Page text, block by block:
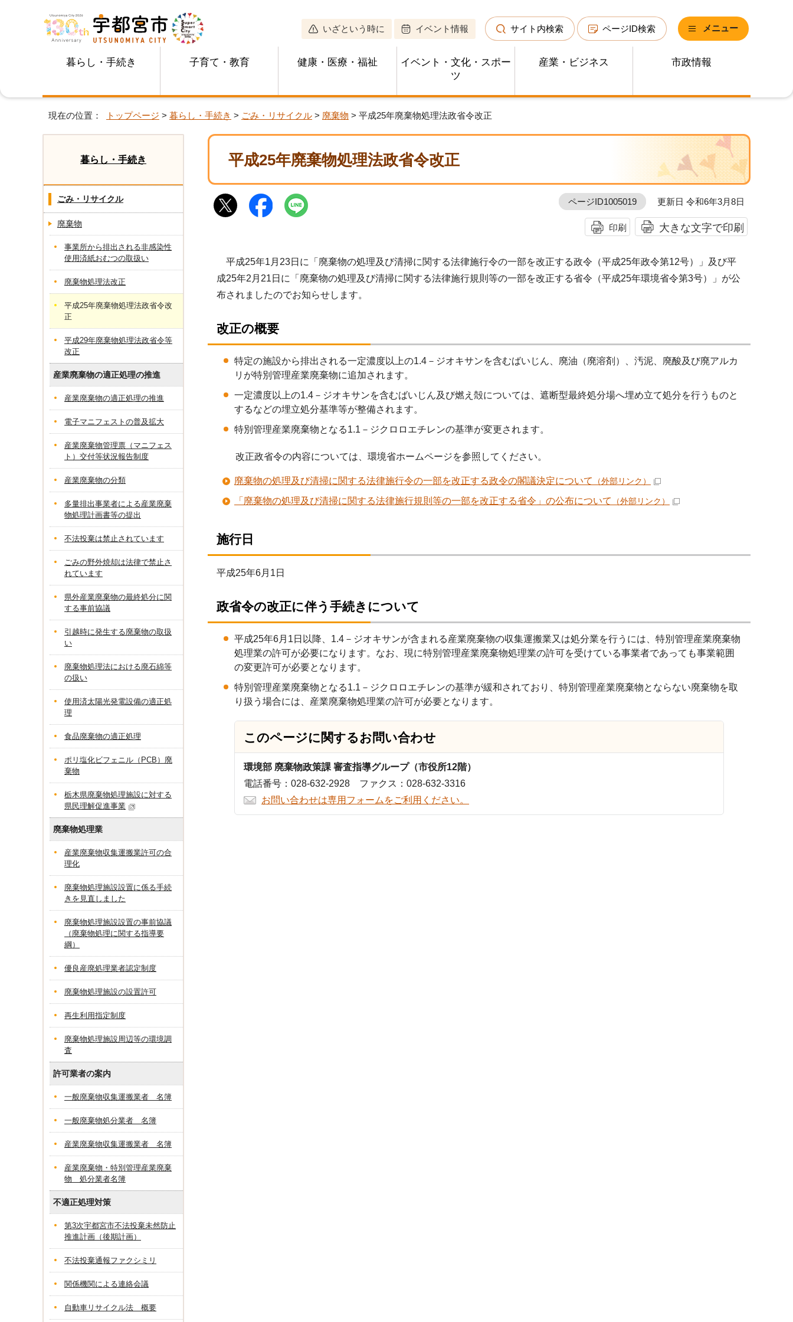
いざという時に イベント情報 サイト内検索 ページID検索 メニュー
暮らし・手続き 子育て・教育 健康・医療・福祉
イベント・文化・スポー
ツ
産業・ビジネス 市政情報
現在の位置： トップページ > 暮らし・手続き > ごみ・リサイクル > 廃棄物 > 平成25年廃棄物処理法政省令改正
平成25年廃棄物処理法政省令改正
ページID1005019 更新日 令和6年3月8日
印刷 大きな文字で印刷
平成25年1月23日に「廃棄物の処理及び清掃に関する法律施行令の一部を改正する政令（平成25年政令第12号）」及び平
成25年2月21日に「廃棄物の処理及び清掃に関する法律施行規則等の一部を改正する省令（平成25年環境省令第3号）」が公
布されましたのでお知らせします。
改正の概要
特定の施設から排出される一定濃度以上の1.4－ジオキサンを含むばいじん、廃油（廃溶剤）、汚泥、廃酸及び廃アルカ
リが特別管理産業廃棄物に追加されます。
一定濃度以上の1.4－ジオキサンを含むばいじん及び燃え殻については、遮断型最終処分場へ埋め立て処分を行うものと
するなどの埋立処分基準等が整備されます。
特別管理産業廃棄物となる1.1－ジクロロエチレンの基準が変更されます。
改正政省令の内容については、環境省ホームページを参照してください。
廃棄物の処理及び清掃に関する法律施行令の一部を改正する政令の閣議決定について （外部リンク）
「廃棄物の処理及び清掃に関する法律施行規則等の一部を改正する省令」の公布について （外部リンク）
施行日
平成25年6月1日
政省令の改正に伴う手続きについて
平成25年6月1日以降、1.4－ジオキサンが含まれる産業廃棄物の収集運搬業又は処分業を行うには、特別管理産業廃棄物
処理業の許可が必要になります。なお、現に特別管理産業廃棄物処理業の許可を受けている事業者であっても事業範囲
の変更許可が必要となります。
特別管理産業廃棄物となる1.1－ジクロロエチレンの基準が緩和されており、特別管理産業廃棄物とならない廃棄物を取
り扱う場合には、産業廃棄物処理業の許可が必要となります。
このページに関するお問い合わせ
環境部 廃棄物政策課 審査指導グループ（市役所12階）
電話番号：028-632-2928 ファクス：028-632-3316
お問い合わせは専用フォームをご利用ください。
暮らし・手続き
ごみ・リサイクル
廃棄物
事業所から排出される非感染性
使用済紙おむつの取扱い
廃棄物処理法改正
平成25年廃棄物処理法政省令改
正
平成29年廃棄物処理法政省令等
改正
産業廃棄物の適正処理の推進
産業廃棄物の適正処理の推進
電子マニフェストの普及拡大
産業廃棄物管理票（マニフェス
ト）交付等状況報告制度
産業廃棄物の分類
多量排出事業者による産業廃棄
物処理計画書等の提出
不法投棄は禁止されています
ごみの野外焼却は法律で禁止さ
れています
県外産業廃棄物の最終処分に関
する事前協議
引越時に発生する廃棄物の取扱
い
廃棄物処理法における廃石綿等
の扱い
使用済太陽光発電設備の適正処
理
食品廃棄物の適正処理
ポリ塩化ビフェニル（PCB）廃
棄物
栃木県廃棄物処理施設に対する
県民理解促進事業
廃棄物処理業
産業廃棄物収集運搬業許可の合
理化
廃棄物処理施設設置に係る手続
きを見直しました
廃棄物処理施設設置の事前協議
（廃棄物処理に関する指導要
綱）
優良産廃処理業者認定制度
廃棄物処理施設の設置許可
再生利用指定制度
廃棄物処理施設周辺等の環境調
査
許可業者の案内
一般廃棄物収集運搬業者 名簿
一般廃棄物処分業者 名簿
産業廃棄物収集運搬業者 名簿
産業廃棄物・特別管理産業廃棄
物 処分業者名簿
不適正処理対策
第3次宇都宮市不法投棄未然防止
推進計画（後期計画）
不法投棄通報ファクシミリ
関係機関による連絡会議
自動車リサイクル法 概要